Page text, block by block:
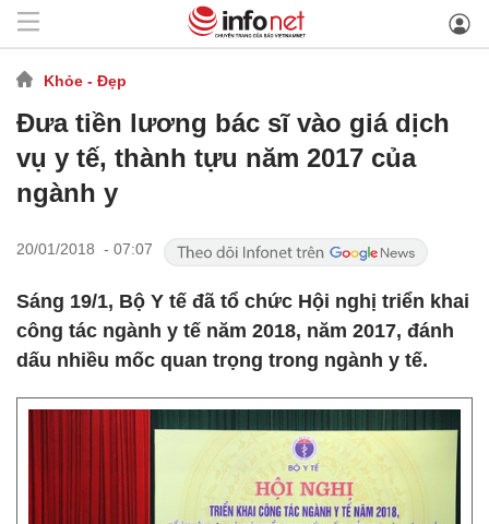
Khỏe - Đẹp
Đưa tiền lương bác sĩ vào giá dịch
vụ y tế, thành tựu năm 2017 của
ngành y
20/01/2018 - 07:07
Sáng 19/1, Bộ Y tế đã tổ chức Hội nghị triển khai
công tác ngành y tế năm 2018, năm 2017, đánh
dấu nhiều mốc quan trọng trong ngành y tế.